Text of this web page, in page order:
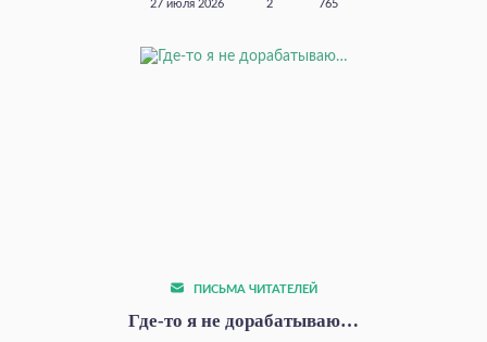
27 июля 2026 2 765
ПИСЬМА ЧИТАТЕЛЕЙ
Где‑то я не дорабатываю…